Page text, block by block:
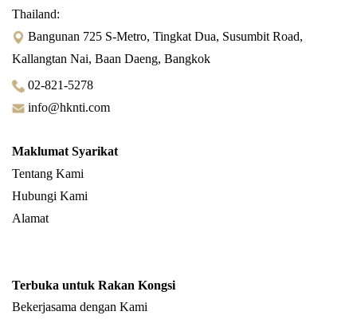
Thailand:
Bangunan 725 S-Metro, Tingkat Dua, Susumbit Road,
Kallangtan Nai, Baan Daeng, Bangkok
02-821-5278
info@hknti.com
Maklumat Syarikat
Tentang Kami
Hubungi Kami
Alamat
Terbuka untuk Rakan Kongsi
Bekerjasama dengan Kami